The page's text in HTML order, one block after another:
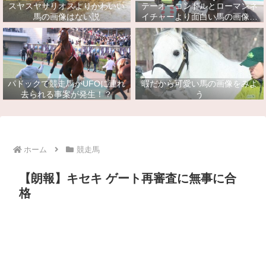
スヤスヤサリオスよりかわいい
馬の画像はない説
テーオーコンドルとローマンネ
イチャーより面白い馬の画像っ
てあるの？
パドックで競走馬がUFOに連れ
去られる事案が発生！？
暇だから可愛い馬の画像をみよ
う
ホーム 競走馬
【朗報】キセキ ゲート再審査に無事に合
格